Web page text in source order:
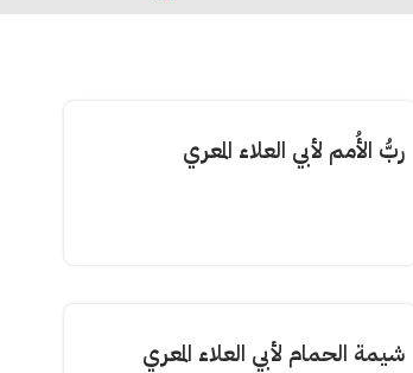
ربُّ الأُمم لأبي العلاء المعري
شيمة الحمام لأبي العلاء المعري